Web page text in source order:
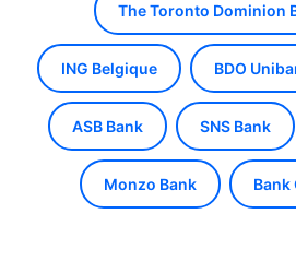
The Toronto Dominion
ING Belgique BDO
ASB Bank SNS Bank
Monzo Bank Bank